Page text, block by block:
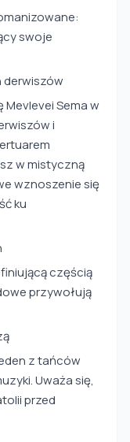
swoje
derwiszów
Sema w
i
w mistyczną
wznoszenie się
ku
częścią
przywołują
z tańców
Uważa się,
przed